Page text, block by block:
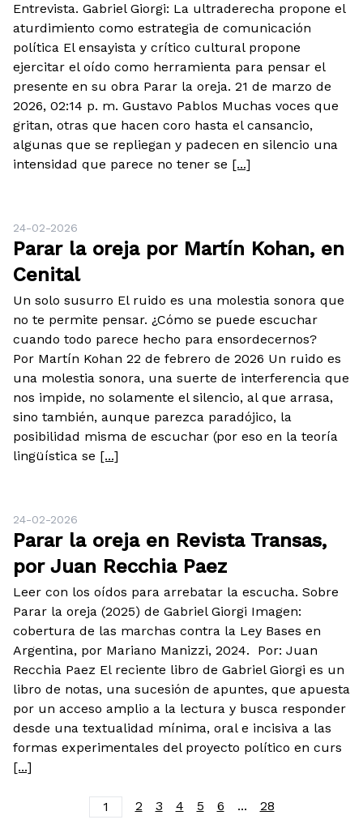
Entrevista. Gabriel Giorgi: La ultraderecha propone el
aturdimiento como estrategia de comunicación
política El ensayista y crítico cultural propone
ejercitar el oído como herramienta para pensar el
presente en su obra Parar la oreja. 21 de marzo de
2026, 02:14 p. m. Gustavo Pablos Muchas voces que
gritan, otras que hacen coro hasta el cansancio,
algunas que se repliegan y padecen en silencio una
intensidad que parece no tener se [...]
24-02-2026
Parar la oreja por Martín Kohan, en
Cenital
Un solo susurro El ruido es una molestia sonora que
no te permite pensar. ¿Cómo se puede escuchar
cuando todo parece hecho para ensordecernos?
Por Martín Kohan 22 de febrero de 2026 Un ruido es
una molestia sonora, una suerte de interferencia que
nos impide, no solamente el silencio, al que arrasa,
sino también, aunque parezca paradójico, la
posibilidad misma de escuchar (por eso en la teoría
lingüística se [...]
24-02-2026
Parar la oreja en Revista Transas,
por Juan Recchia Paez
Leer con los oídos para arrebatar la escucha. Sobre
Parar la oreja (2025) de Gabriel Giorgi Imagen:
cobertura de las marchas contra la Ley Bases en
Argentina, por Mariano Manizzi, 2024. Por: Juan
Recchia Paez El reciente libro de Gabriel Giorgi es un
libro de notas, una sucesión de apuntes, que apuesta
por un acceso amplio a la lectura y busca responder
desde una textualidad mínima, oral e incisiva a las
formas experimentales del proyecto político en curs
[...]
1 2 3 4 5 6 ... 28